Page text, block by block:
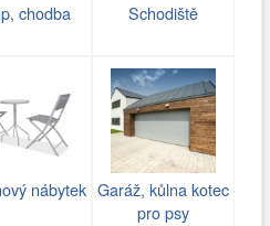
chodba Schodiště
nábytek Garáž, kůlna kotec
pro psy